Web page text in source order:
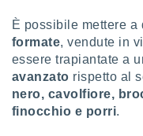
non
dei
al
È possibile mettere a
formate, vendute in
essere trapiantate a
avanzato rispetto al
nero, cavolfiore,
finocchio e porri.